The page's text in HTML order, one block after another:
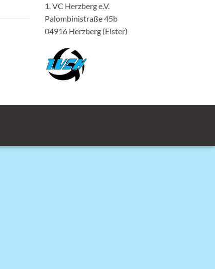
1. VC Herzberg e.V.
Palombinistraße 45b
04916 Herzberg (Elster)